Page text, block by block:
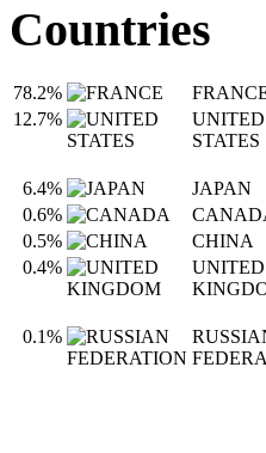
Countries
78.2%
12.7%
UNITED
STATES
6.4%
JAPAN
0.6%
0.5%
CHINA
0.4%
UNITED
0.1%